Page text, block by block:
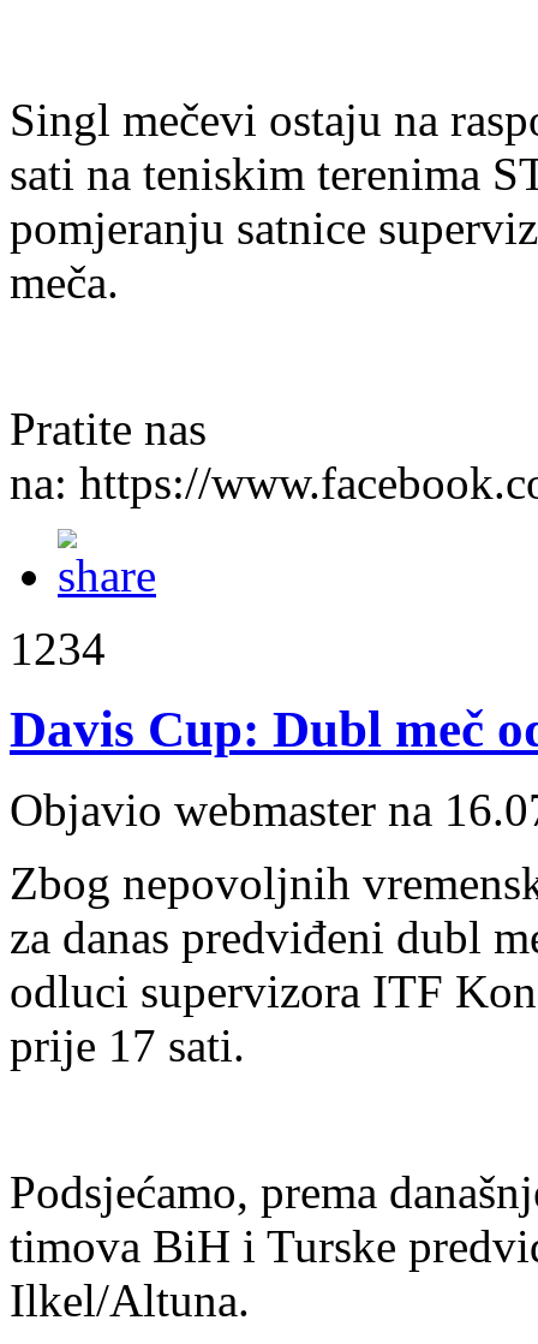
Singl mečevi ostaju na
sati na teniskim terenima
pomjeranju satnice
meča.
Pratite nas
na: https://
1234
Davis Cup: Dubl meč
Objavio webmaster na
Zbog nepovoljnih
za danas predviđeni dubl
odluci supervizora ITF
prije 17 sati.
Podsjećamo, prema
timova BiH i Turske
Ilkel/Altuna.